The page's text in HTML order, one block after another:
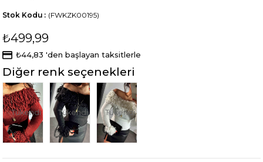
(FWKZK00195)
Stok Kodu
₺499,99
₺44,83 'den başlayan taksitlerle
Diğer renk seçenekleri
Tükendi Tükendi Tükendi